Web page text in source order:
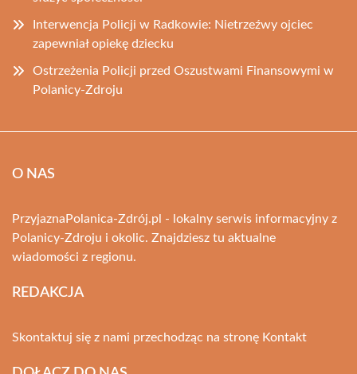
Interwencja Policji w Radkowie: Nietrzeźwy ojciec
zapewniał opiekę dziecku
Ostrzeżenia Policji przed Oszustwami Finansowymi w
Polanicy-Zdroju
O NAS
PrzyjaznaPolanica-Zdrój.pl - lokalny serwis informacyjny z
Polanicy-Zdroju i okolic. Znajdziesz tu aktualne
wiadomości z regionu.
REDAKCJA
Skontaktuj się z nami przechodząc na stronę Kontakt